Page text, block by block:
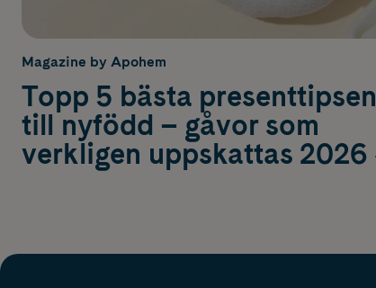
Magazine by Apohem
Topp 5 bästa presenttipsen
till nyfödd – gåvor som
verkligen uppskattas 2026